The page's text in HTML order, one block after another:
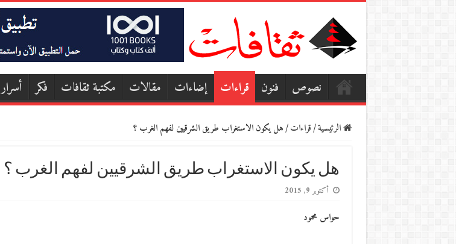
نصوص فنون قراءات إضاءات مقالات مكتبة ثقافات فكر أسرار
الرئيسية/قراءات/هل يكون الاستغراب طريق الشرقيين لفهم الغرب ؟
هل يكون الاستغراب طريق الشرقيين لفهم الغرب ؟
أكتوبر 9, 2015
حواس محمود